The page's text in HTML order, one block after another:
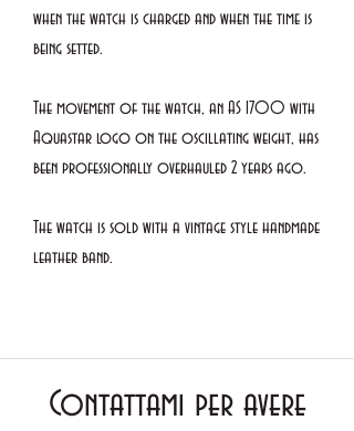
when the watch is charged and when the time is
being setted.
The movement of the watch, an AS 1700 with
Aquastar logo on the oscillating weight, has
been professionally overhauled 2 years ago.
The watch is sold with a vintage style handmade
leather band.
Contattami per avere